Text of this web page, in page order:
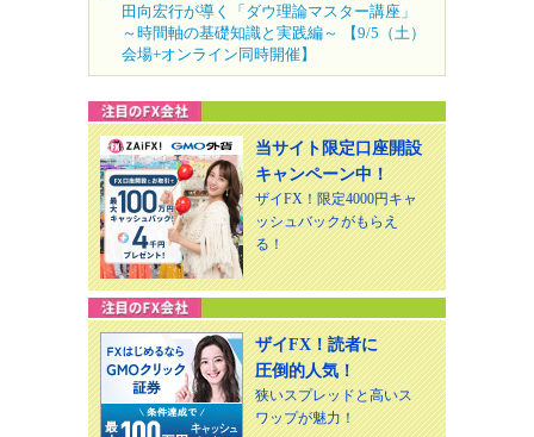
田向宏行が導く「ダウ理論マスター講座」
～時間軸の基礎知識と実践編～ 【9/5（土）
会場+オンライン同時開催】
当サイト限定口座開設
キャンペーン中！
ザイFX！限定4000円キャ
ッシュバックがもらえ
る！
ザイFX！読者に
圧倒的人気！
狭いスプレッドと高いス
ワップが魅力！